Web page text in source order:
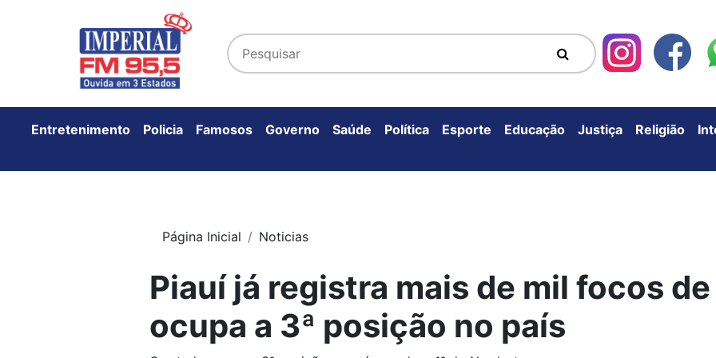
Entretenimento Policia Famosos Governo Saúde Política Esporte Educação Justiça Religião
Página Inicial Noticias
Piauí já registra mais de mil focos
ocupa a 3ª posição no país